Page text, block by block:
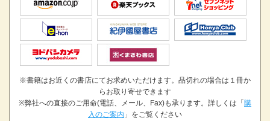
※書籍はお近くの書店にてお求めいただけます。品切れの場合は１冊か
らお取り寄せできます
※弊社への直接のご用命(電話、メール、Fax)も承ります。詳しくは「 購
入のご案内 」をご覧ください